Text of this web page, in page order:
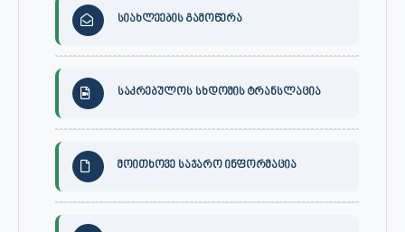
სიახლეების გამოწერა
საკრებულოს სხდომის ტრანსლაცია
მოითხოვე საჯარო ინფორმაცია